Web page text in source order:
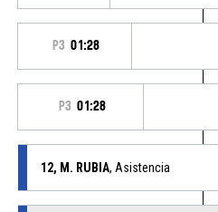
P3 01:28
P3 01:28
12, M. RUBIA, Asistencia